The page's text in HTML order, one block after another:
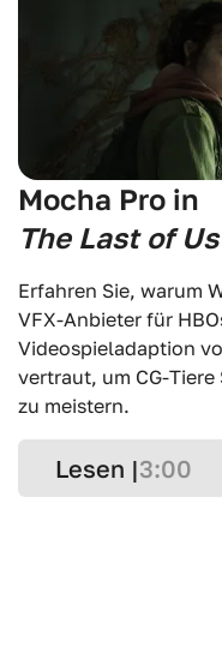
Mocha Pro in
The Last of Us
Erfahren Sie, warum
VFX-Anbieter für
Videospieladaption
vertraut, um CG-
zu meistern.
Lesen |3:00